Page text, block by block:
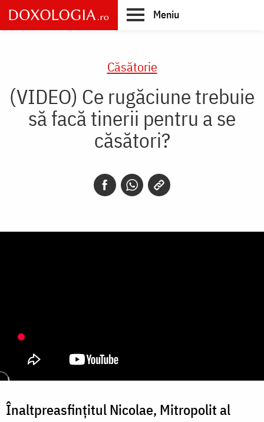
Skip
to
main
Meniu
Căsătorie
(VIDEO) Ce rugăciune trebuie
să facă tinerii pentru a se
căsători?
Înaltpreasfințitul Nicolae, Mitropolit al